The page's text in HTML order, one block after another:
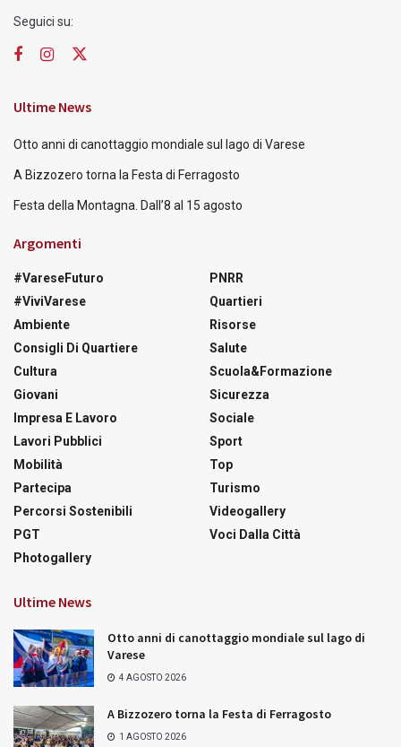
Seguici su:
Ultime News
Otto anni di canottaggio mondiale sul lago di Varese
A Bizzozero torna la Festa di Ferragosto
Festa della Montagna. Dall’8 al 15 agosto
Argomenti
#VareseFuturo
#ViviVarese
Ambiente
Consigli Di Quartiere
Cultura
Giovani
Impresa E Lavoro
Lavori Pubblici
Mobilità
Partecipa
Percorsi Sostenibili
PGT
Photogallery
PNRR
Quartieri
Risorse
Salute
Scuola&Formazione
Sicurezza
Sociale
Sport
Top
Turismo
Videogallery
Voci Dalla Città
Ultime News
Otto anni di canottaggio mondiale sul lago di
Varese
4 AGOSTO 2026
A Bizzozero torna la Festa di Ferragosto
1 AGOSTO 2026